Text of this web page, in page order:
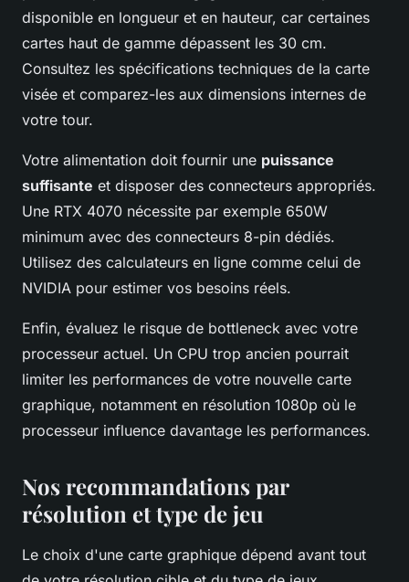
disponible en longueur et en hauteur, car certaines
cartes haut de gamme dépassent les 30 cm.
Consultez les spécifications techniques de la carte
visée et comparez-les aux dimensions internes de
votre tour.
Votre alimentation doit fournir une puissance
suffisante et disposer des connecteurs appropriés.
Une RTX 4070 nécessite par exemple 650W
minimum avec des connecteurs 8-pin dédiés.
Utilisez des calculateurs en ligne comme celui de
NVIDIA pour estimer vos besoins réels.
Enfin, évaluez le risque de bottleneck avec votre
processeur actuel. Un CPU trop ancien pourrait
limiter les performances de votre nouvelle carte
graphique, notamment en résolution 1080p où le
processeur influence davantage les performances.
Nos recommandations par
résolution et type de jeu
Le choix d'une carte graphique dépend avant tout